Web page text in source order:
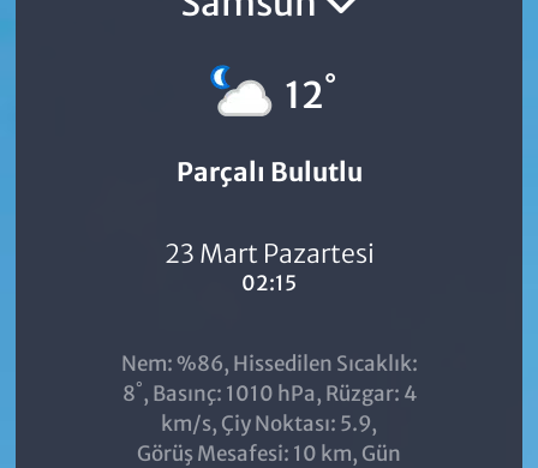
12°
Parçalı Bulutlu
23 Mart Pazartesi
02:15
Nem: %86, Hissedilen Sıcaklık:
8°, Basınç: 1010 hPa, Rüzgar: 4
km/s, Çiy Noktası: 5.9,
Görüş Mesafesi: 10 km, Gün